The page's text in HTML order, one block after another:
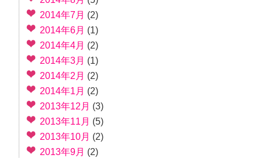
2014年7月 (2)
2014年6月 (1)
2014年4月 (2)
2014年3月 (1)
2014年2月 (2)
2014年1月 (2)
2013年12月 (3)
2013年11月 (5)
2013年10月 (2)
2013年9月 (2)